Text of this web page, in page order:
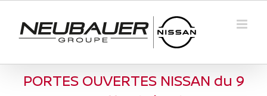
contenu
PORTES OUVERTES NISSAN du 9